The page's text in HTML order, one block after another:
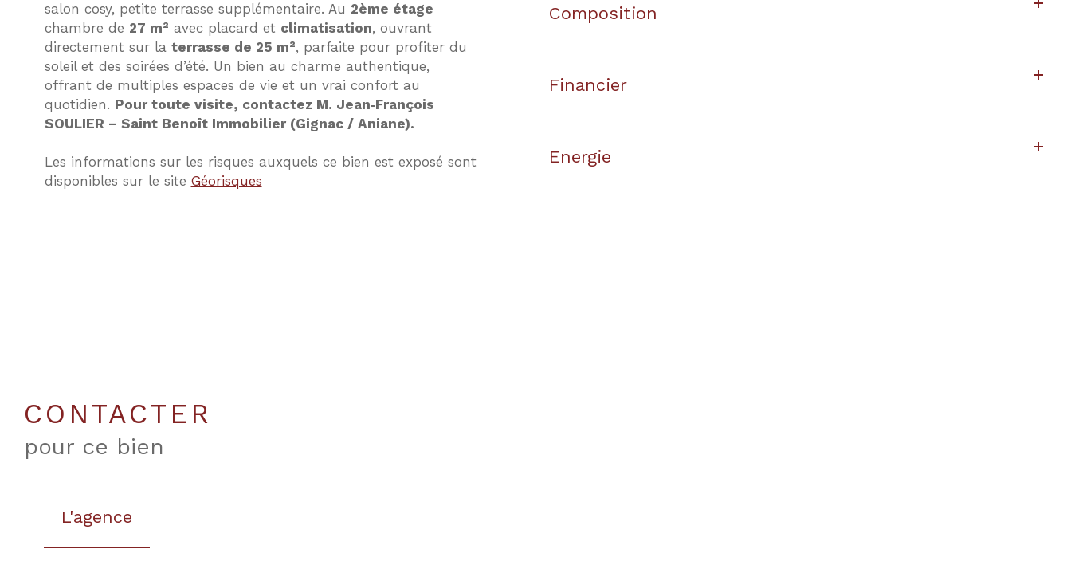
salon cosy, petite terrasse supplémentaire. Au 2ème étage
chambre de 27 m² avec placard et climatisation, ouvrant
directement sur la terrasse de 25 m², parfaite pour profiter du
soleil et des soirées d’été. Un bien au charme authentique,
offrant de multiples espaces de vie et un vrai confort au
quotidien. Pour toute visite, contactez M. Jean‑François
SOULIER – Saint Benoît Immobilier (Gignac / Aniane).
Les informations sur les risques auxquels ce bien est exposé sont
disponibles sur le site Géorisques
Composition
Financier
Energie
CONTACTER
pour ce bien
L'agence